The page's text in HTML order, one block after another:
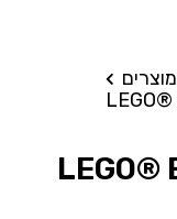
LEGO®